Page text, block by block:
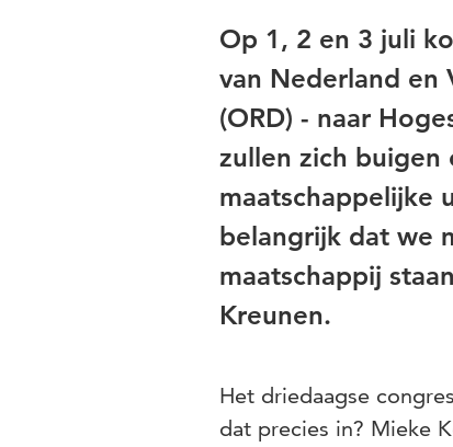
Op 1, 2 en 3 juli
van Nederland en
(ORD) - naar
zullen zich
maatschappelijke
belangrijk dat we
maatschappij
Kreunen.
Het driedaagse
dat precies in? Mieke